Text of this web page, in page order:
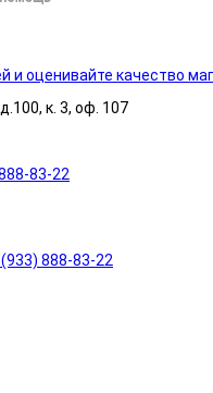
к. 3, оф. 107
83-22
888-83-22